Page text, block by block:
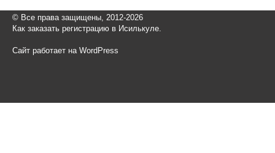
© Все права защищены, 2012-2026
Как заказать регистрацию в Исилькуле.
Сайт работает на WordPress